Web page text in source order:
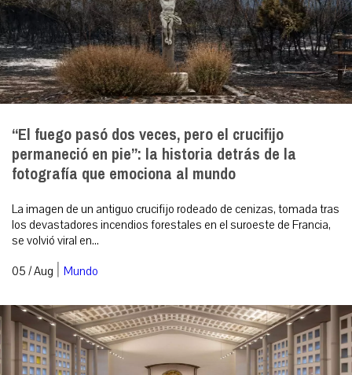
“El fuego pasó dos veces, pero el crucifijo
permaneció en pie”: la historia detrás de la
fotografía que emociona al mundo
La imagen de un antiguo crucifijo rodeado de cenizas, tomada tras
los devastadores incendios forestales en el suroeste de Francia,
se volvió viral en...
05 / Aug | Mundo